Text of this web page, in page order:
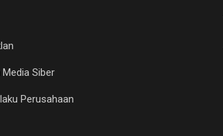
Siber
Perusahaan